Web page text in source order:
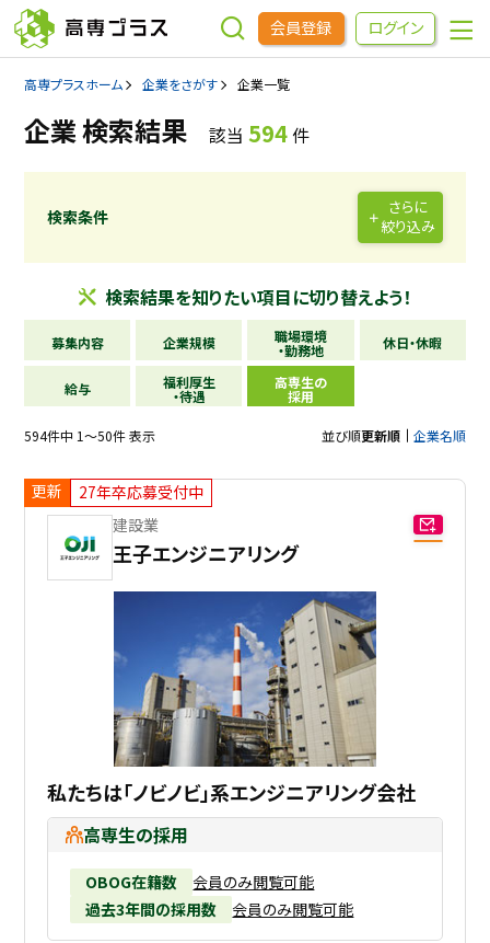
会員登録 ログイン
企業をさがす
高専OBOGをさがす
高専プラスセミナー
高専生コミュニティ
めもらす
本科5年生・専攻科2年生向け 採用継続中の企業特集
高専プラスホーム 企業をさがす 企業一覧
企業 検索結果 該当 594件
検索条件
さらに
絞り込み
検索結果を知りたい項目に切り替えよう！
募集内容 企業規模 職場環境
・勤務地 休日・休暇
給与 福利厚生
・待遇
高専生の
採用
594件中 1～50件 表示 並び順更新順 企業名順
更新
27年卒応募受付中
建設業
王子エンジニアリング
私たちは「ノビノビ」系エンジニアリング会社
高専生の採用
OBOG在籍数
会員のみ閲覧可能
過去3年間の採用数
会員のみ閲覧可能